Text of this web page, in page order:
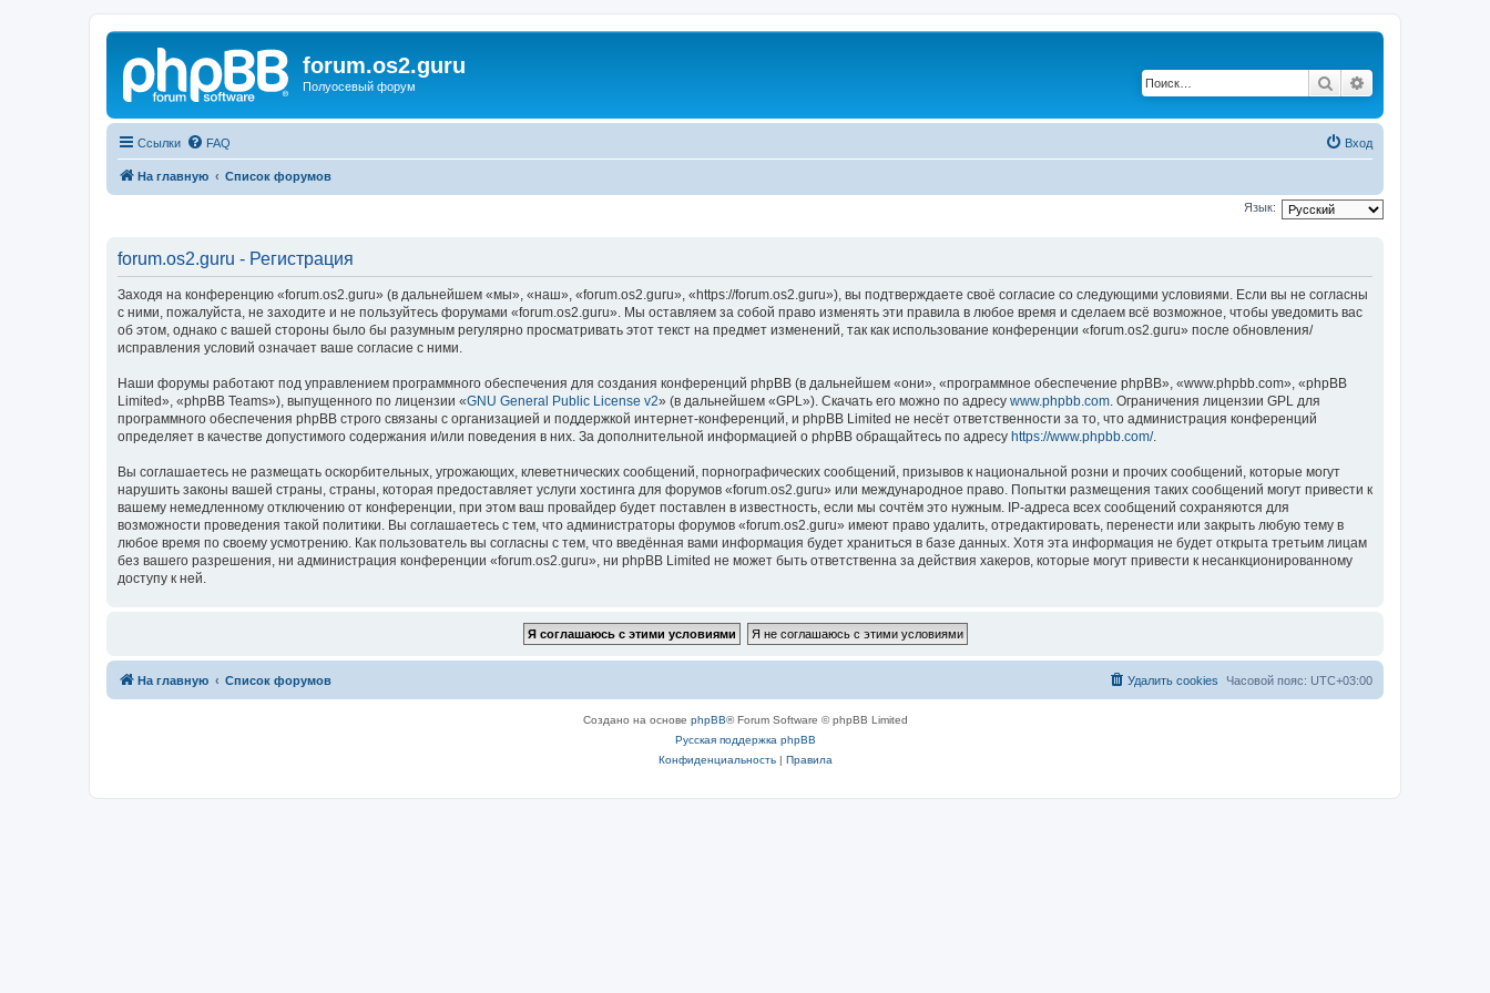
forum.os2.guru
Полуосевый форум Поиск
Ссылки FAQ Вход
На главную Список форумов
Язык:
forum.os2.guru - Регистрация
Заходя на конференцию «forum.os2.guru» (в дальнейшем «мы», «наш», «forum.os2.guru», «https://forum.os2.guru»), вы подтверждаете своё согласие со следующими условиями. Если вы не согласны
с ними, пожалуйста, не заходите и не пользуйтесь форумами «forum.os2.guru». Мы оставляем за собой право изменять эти правила в любое время и сделаем всё возможное, чтобы уведомить вас
об этом, однако с вашей стороны было бы разумным регулярно просматривать этот текст на предмет изменений, так как использование конференции «forum.os2.guru» после обновления/
исправления условий означает ваше согласие с ними.
Наши форумы работают под управлением программного обеспечения для создания конференций phpBB (в дальнейшем «они», «программное обеспечение phpBB», «www.phpbb.com», «phpBB
Limited», «phpBB Teams»), выпущенного по лицензии «GNU General Public License v2» (в дальнейшем «GPL»). Скачать его можно по адресу www.phpbb.com. Ограничения лицензии GPL для
программного обеспечения phpBB строго связаны с организацией и поддержкой интернет-конференций, и phpBB Limited не несёт ответственности за то, что администрация конференций
определяет в качестве допустимого содержания и/или поведения в них. За дополнительной информацией о phpBB обращайтесь по адресу https://www.phpbb.com/.
Вы соглашаетесь не размещать оскорбительных, угрожающих, клеветнических сообщений, порнографических сообщений, призывов к национальной розни и прочих сообщений, которые могут
нарушить законы вашей страны, страны, которая предоставляет услуги хостинга для форумов «forum.os2.guru» или международное право. Попытки размещения таких сообщений могут привести к
вашему немедленному отключению от конференции, при этом ваш провайдер будет поставлен в известность, если мы сочтём это нужным. IP-адреса всех сообщений сохраняются для
возможности проведения такой политики. Вы соглашаетесь с тем, что администраторы форумов «forum.os2.guru» имеют право удалить, отредактировать, перенести или закрыть любую тему в
любое время по своему усмотрению. Как пользователь вы согласны с тем, что введённая вами информация будет храниться в базе данных. Хотя эта информация не будет открыта третьим лицам
без вашего разрешения, ни администрация конференции «forum.os2.guru», ни phpBB Limited не может быть ответственна за действия хакеров, которые могут привести к несанкционированному
доступу к ней.
На главную Список форумов Часовой пояс: UTC+03:00
Удалить cookies
Создано на основе phpBB® Forum Software © phpBB Limited
Русская поддержка phpBB
Конфиденциальность| Правила